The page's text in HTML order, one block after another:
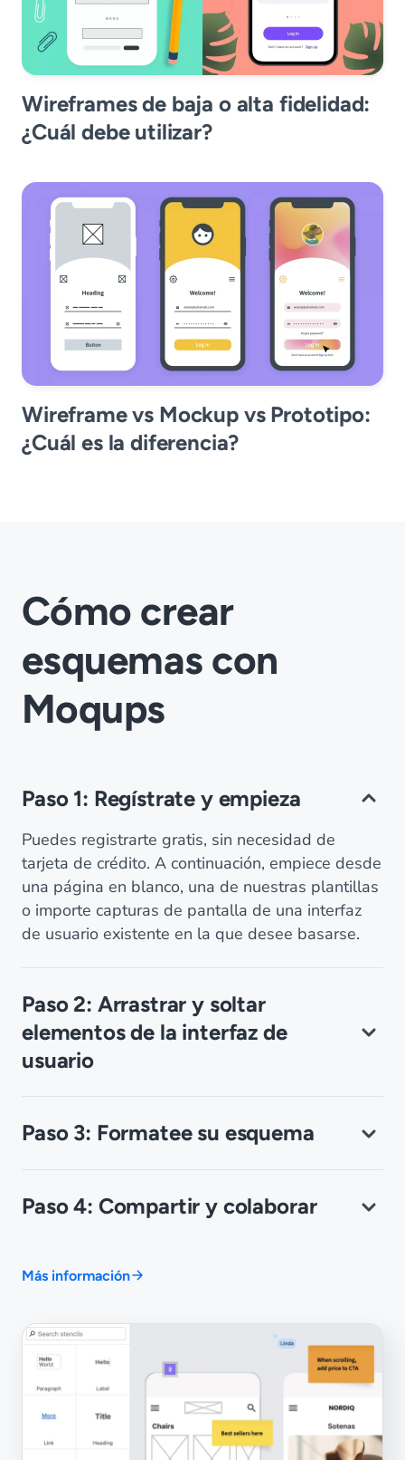
Wireframes de baja o alta fidelidad:
¿Cuál debe utilizar?
Wireframe vs Mockup vs Prototipo:
¿Cuál es la diferencia?
Cómo crear
esquemas con
Moqups
Paso 1: Regístrate y empieza
Puedes registrarte gratis, sin necesidad de
tarjeta de crédito. A continuación, empiece desde
una página en blanco, una de nuestras plantillas
o importe capturas de pantalla de una interfaz
de usuario existente en la que desee basarse.
Paso 2: Arrastrar y soltar
elementos de la interfaz de
usuario
Paso 3: Formatee su esquema
Paso 4: Compartir y colaborar
Más información